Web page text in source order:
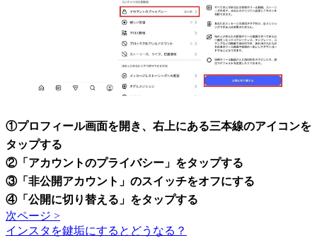
①プロフィール画面を開き、右上にある三本線のアイコンを
タップする
②「アカウントのプライバシー」をタップする
③「非公開アカウント」のスイッチをオフにする
④「公開に切り替える」をタップする
次ページ >
インスタを鍵垢にするとどうなる？